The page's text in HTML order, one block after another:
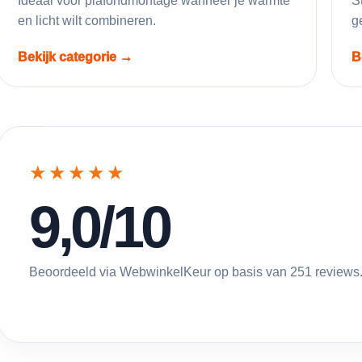
en licht wilt combineren.
Bekijk categorie →
★★★★★
9,0/10
Beoordeeld via WebwinkelKeur op basis van 251 reviews.